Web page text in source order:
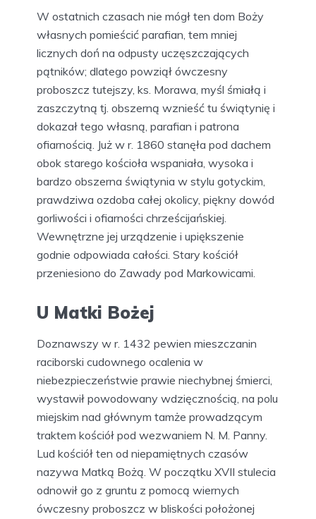
W ostatnich czasach nie mógł ten dom Boży
własnych pomieścić parafian, tem mniej
licznych doń na odpusty uczęszczających
pątników; dlatego powziął ówczesny
proboszcz tutejszy, ks. Morawa, myśl śmiałą i
zaszczytną tj. obszerną wznieść tu świątynię i
dokazał tego własną, parafian i patrona
ofiarnością. Już w r. 1860 stanęła pod dachem
obok starego kościoła wspaniała, wysoka i
bardzo obszerna świątynia w stylu gotyckim,
prawdziwa ozdoba całej okolicy, piękny dowód
gorliwości i ofiarności chrześcijańskiej.
Wewnętrzne jej urządzenie i upiększenie
godnie odpowiada całości. Stary kościół
przeniesiono do Zawady pod Markowicami.
U Matki Bożej
Doznawszy w r. 1432 pewien mieszczanin
raciborski cudownego ocalenia w
niebezpieczeństwie prawie niechybnej śmierci,
wystawił powodowany wdzięcznością, na polu
miejskim nad głównym tamże prowadzącym
traktem kościół pod wezwaniem N. M. Panny.
Lud kościół ten od niepamiętnych czasów
nazywa Matką Bożą. W początku XVII stulecia
odnowił go z gruntu z pomocą wiernych
ówczesny proboszcz w bliskości położonej